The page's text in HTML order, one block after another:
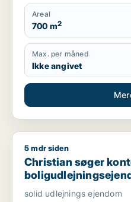
Areal
700 m2
Max. per måned
Ikke angivet
Christian søger kontor,
5 mdr siden
Christian søger
produktionslokaler
solid udlejnings ejendom